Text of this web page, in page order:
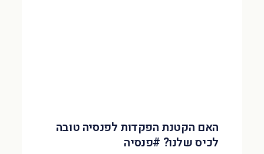
האם הקטנת הפקדות לפנסיה טובה
לכיס שלנו? #פנסיה